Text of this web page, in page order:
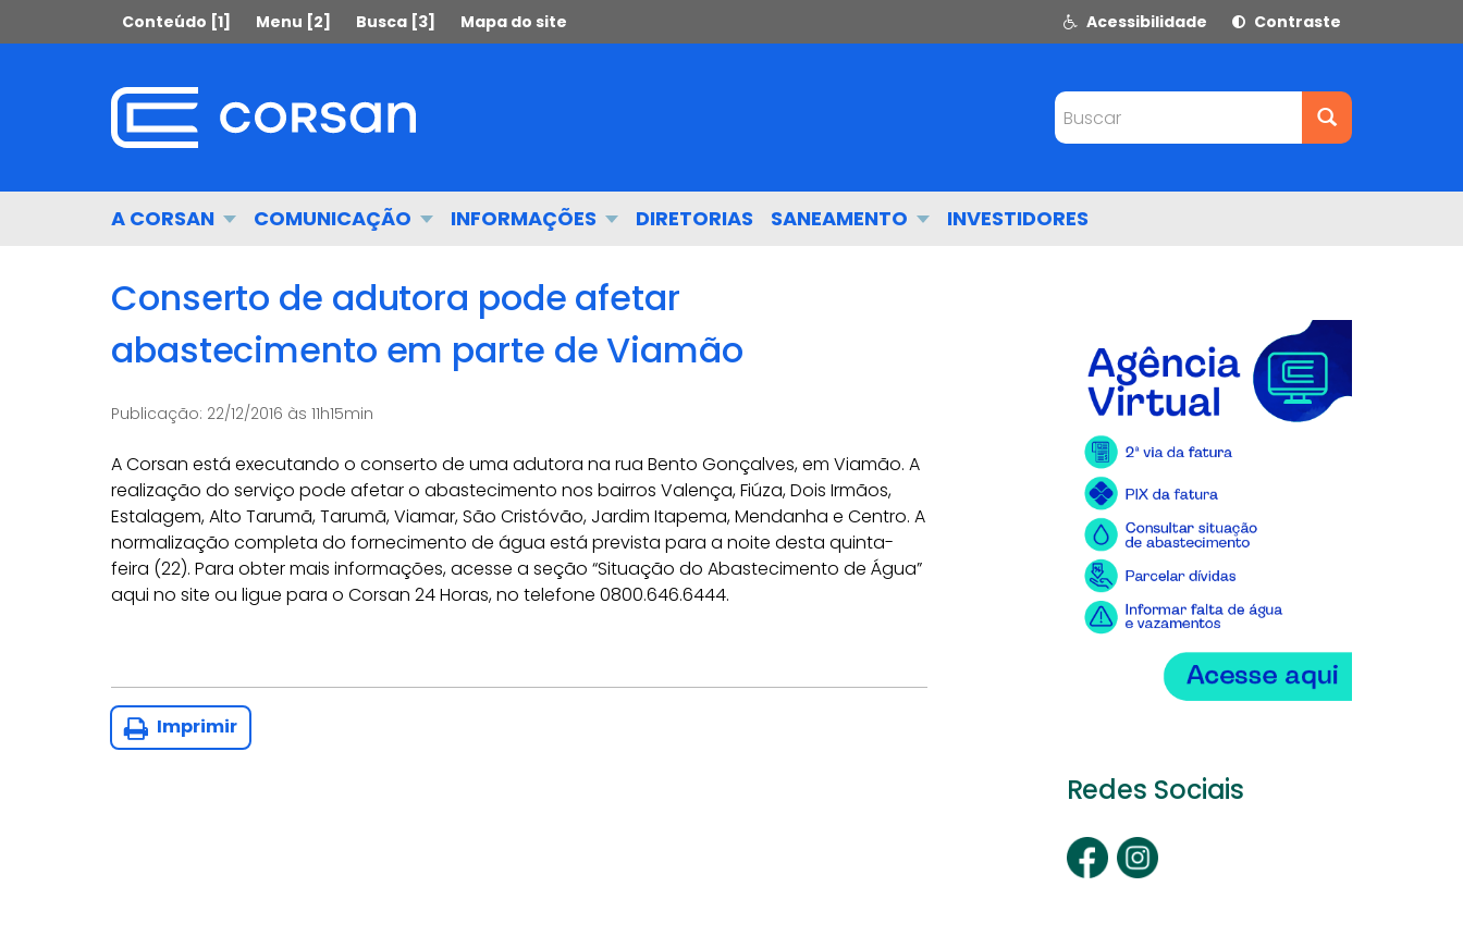
para
menu
para
Conteúdo [1] Menu [2] Busca [3] Mapa do site Acessibilidade Contraste
Buscar
do
A CORSAN COMUNICAÇÃO INFORMAÇÕES DIRETORIAS SANEAMENTO INVESTIDORES
Conserto de adutora pode afetar
abastecimento em parte de Viamão
Publicação: 22/12/2016 às 11h15min
A Corsan está executando o conserto de uma adutora na rua Bento Gonçalves, em Viamão. A
realização do serviço pode afetar o abastecimento nos bairros Valença, Fiúza, Dois Irmãos,
Estalagem, Alto Tarumã, Tarumã, Viamar, São Cristóvão, Jardim Itapema, Mendanha e Centro. A
normalização completa do fornecimento de água está prevista para a noite desta quinta-
feira (22). Para obter mais informações, acesse a seção “Situação do Abastecimento de Água”
aqui no site ou ligue para o Corsan 24 Horas, no telefone 0800.646.6444.
Imprimir
Redes Sociais